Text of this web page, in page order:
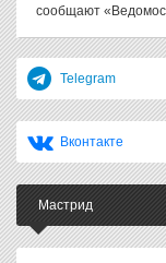
сообщают
Telegram
Вконтакте
Мастрид